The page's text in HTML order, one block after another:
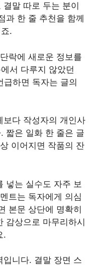
결말 따로 두는 분이
과 한 줄 추천을 함께
.
락에 새로운 정보를
서 다루지 않았던
급하면 독자는 글의
보다 작성자의 개인사
짧은 일화 한 줄은 글
이어지면 작품의 잔
넣는 실수도 자주 보
트는 독자에게 의심
본문 상단에 명확히
감상으로 마무리하시
.
입니다. 결말 장면 스